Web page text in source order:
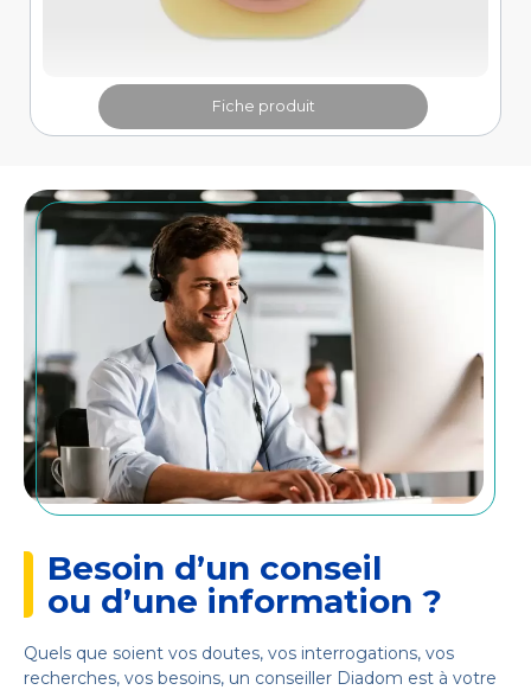
Fiche produit
Besoin d’un conseil
ou d’une information ?
Quels que soient vos doutes, vos interrogations, vos
recherches, vos besoins, un conseiller Diadom est à votre